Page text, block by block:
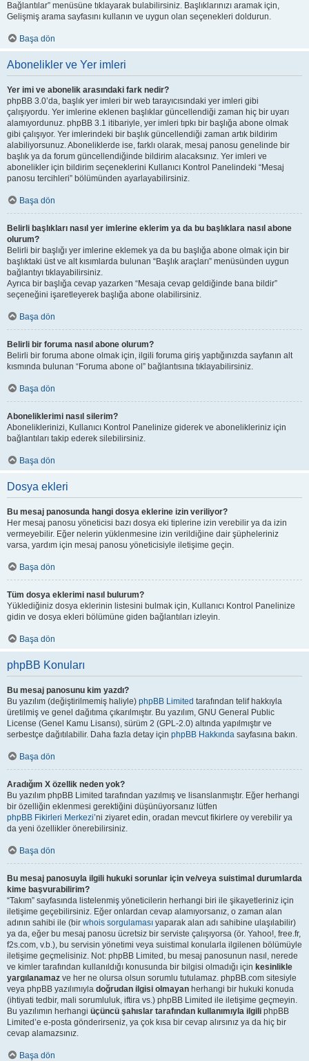
Bağlantılar” menüsüne tıklayarak bulabilirsiniz. Başlıklarınızı aramak için,
Gelişmiş arama sayfasını kullanın ve uygun olan seçenekleri doldurun.
Başa dön
Abonelikler ve Yer imleri
Yer imi ve abonelik arasındaki fark nedir?
phpBB 3.0’da, başlık yer imleri bir web tarayıcısındaki yer imleri gibi
çalışıyordu. Yer imlerine eklenen başlıklar güncellendiği zaman hiç bir uyarı
alamıyordunuz. phpBB 3.1 itibariyle, yer imleri tıpkı bir başlığa abone olmak
gibi çalışıyor. Yer imlerindeki bir başlık güncellendiği zaman artık bildirim
alabiliyorsunuz. Aboneliklerde ise, farklı olarak, mesaj panosu genelinde bir
başlık ya da forum güncellendiğinde bildirim alacaksınız. Yer imleri ve
abonelikler için bildirim seçeneklerini Kullanıcı Kontrol Panelindeki “Mesaj
panosu tercihleri” bölümünden ayarlayabilirsiniz.
Başa dön
Belirli başlıkları nasıl yer imlerine eklerim ya da bu başlıklara nasıl abone
olurum?
Belirli bir başlığı yer imlerine eklemek ya da bu başlığa abone olmak için bir
başlıktaki üst ve alt kısımlarda bulunan “Başlık araçları” menüsünden uygun
bağlantıyı tıklayabilirsiniz.
Ayrıca bir başlığa cevap yazarken “Mesaja cevap geldiğinde bana bildir”
seçeneğini işaretleyerek başlığa abone olabilirsiniz.
Başa dön
Belirli bir foruma nasıl abone olurum?
Belirli bir foruma abone olmak için, ilgili foruma giriş yaptığınızda sayfanın alt
kısmında bulunan “Foruma abone ol” bağlantısına tıklayabilirsiniz.
Başa dön
Aboneliklerimi nasıl silerim?
Aboneliklerinizi, Kullanıcı Kontrol Panelinize giderek ve abonelikleriniz için
bağlantıları takip ederek silebilirsiniz.
Başa dön
Dosya ekleri
Bu mesaj panosunda hangi dosya eklerine izin veriliyor?
Her mesaj panosu yöneticisi bazı dosya eki tiplerine izin verebilir ya da izin
vermeyebilir. Eğer nelerin yüklenmesine izin verildiğine dair şüpheleriniz
varsa, yardım için mesaj panosu yöneticisiyle iletişime geçin.
Başa dön
Tüm dosya eklerimi nasıl bulurum?
Yüklediğiniz dosya eklerinin listesini bulmak için, Kullanıcı Kontrol Panelinize
gidin ve dosya ekleri bölümüne giden bağlantıları izleyin.
Başa dön
phpBB Konuları
Bu mesaj panosunu kim yazdı?
Bu yazılım (değiştirilmemiş haliyle) phpBB Limited tarafından telif hakkıyla
üretilmiş ve genel dağıtıma çıkarılmıştır. Bu yazılım, GNU General Public
License (Genel Kamu Lisansı), sürüm 2 (GPL-2.0) altında yapılmıştır ve
serbestçe dağıtılabilir. Daha fazla detay için phpBB Hakkında sayfasına bakın.
Başa dön
Aradığım X özellik neden yok?
Bu yazılım phpBB Limited tarafından yazılmış ve lisanslanmıştır. Eğer herhangi
bir özelliğin eklenmesi gerektiğini düşünüyorsanız lütfen
phpBB Fikirleri Merkezi’ni ziyaret edin, oradan mevcut fikirlere oy verebilir ya
da yeni özellikler önerebilirsiniz.
Başa dön
Bu mesaj panosuyla ilgili hukuki sorunlar için ve/veya suistimal durumlarda
kime başvurabilirim?
“Takım” sayfasında listelenmiş yöneticilerin herhangi biri ile şikayetleriniz için
iletişime geçebilirsiniz. Eğer onlardan cevap alamıyorsanız, o zaman alan
adının sahibi ile (bir whois sorgulaması yaparak alan adı sahibine ulaşılabilir)
ya da, eğer bu mesaj panosu ücretsiz bir serviste çalışıyorsa (ör. Yahoo!, free.fr,
f2s.com, v.b.), bu servisin yönetimi veya suistimal konularla ilgilenen bölümüyle
iletişime geçmelisiniz. Not: phpBB Limited, bu mesaj panosunun nasıl, nerede
ve kimler tarafından kullanıldığı konusunda bir bilgisi olmadığı için kesinlikle
yargılanamaz ve her ne olursa olsun sorumlu tutulamaz. phpBB.com sitesiyle
veya phpBB yazılımıyla doğrudan ilgisi olmayan herhangi bir hukuki konuda
(ihtiyati tedbir, mali sorumluluk, iftira vs.) phpBB Limited ile iletişime geçmeyin.
Bu yazılımın herhangi üçüncü şahıslar tarafından kullanımıyla ilgili phpBB
Limited’e e-posta gönderirseniz, ya çok kısa bir cevap alırsınız ya da hiç bir
cevap alamazsınız.
Başa dön